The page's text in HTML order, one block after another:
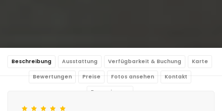
Beschreibung Ausstattung Verfügbarkeit & Buchung Karte
Bewertungen Preise Fotos ansehen Kontakt
Reservierung